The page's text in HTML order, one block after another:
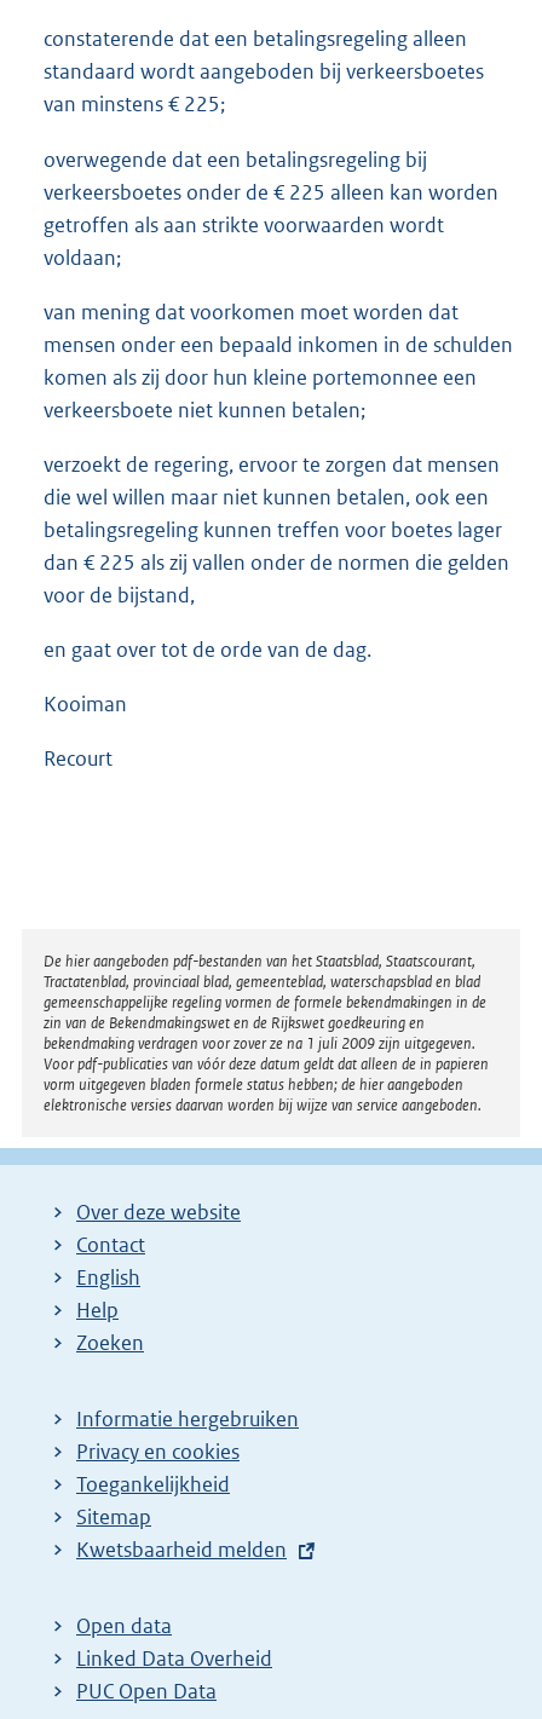
constaterende dat een betalingsregeling alleen
standaard wordt aangeboden bij verkeersboetes
van minstens € 225;
overwegende dat een betalingsregeling bij
verkeersboetes onder de € 225 alleen kan worden
getroffen als aan strikte voorwaarden wordt
voldaan;
van mening dat voorkomen moet worden dat
mensen onder een bepaald inkomen in de schulden
komen als zij door hun kleine portemonnee een
verkeersboete niet kunnen betalen;
verzoekt de regering, ervoor te zorgen dat mensen
die wel willen maar niet kunnen betalen, ook een
betalingsregeling kunnen treffen voor boetes lager
dan € 225 als zij vallen onder de normen die gelden
voor de bijstand,
en gaat over tot de orde van de dag.
Kooiman
Recourt
Disclaimer
De hier aangeboden pdf-bestanden van het Staatsblad, Staatscourant,
Tractatenblad, provinciaal blad, gemeenteblad, waterschapsblad en blad
gemeenschappelijke regeling vormen de formele bekendmakingen in de
zin van de Bekendmakingswet en de Rijkswet goedkeuring en
bekendmaking verdragen voor zover ze na 1 juli 2009 zijn uitgegeven.
Voor pdf-publicaties van vóór deze datum geldt dat alleen de in papieren
vorm uitgegeven bladen formele status hebben; de hier aangeboden
elektronische versies daarvan worden bij wijze van service aangeboden.
Over deze website
Contact
English
Help
Zoeken
Informatie hergebruiken
Privacy en cookies
Toegankelijkheid
Sitemap
E
t
e
r
Kwetsbaarheid melden
Open data
Linked Data Overheid
PUC Open Data